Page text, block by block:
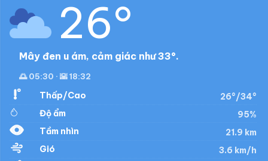
26°
Mây đen u ám, cảm giác như 33°.
🌅 05:30 · 🌇 18:32
Thấp/Cao
26°/34°
Độ ẩm
95%
Tầm nhìn
21.9 km
Gió
3.6 km/h